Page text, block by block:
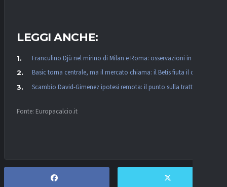
LEGGI ANCHE:
Franculino Djù nel mirino di Milan e Roma: osservazioni in corso
Basic torna centrale, ma il mercato chiama: il Betis fiuta il colpo
Scambio David-Gimenez ipotesi remota: il punto sulla trattativa
Fonte: Europacalcio.it